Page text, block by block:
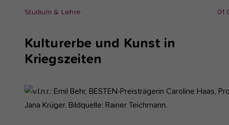
Studium & Lehre
Kulturerbe und Kunst in
Kriegszeiten